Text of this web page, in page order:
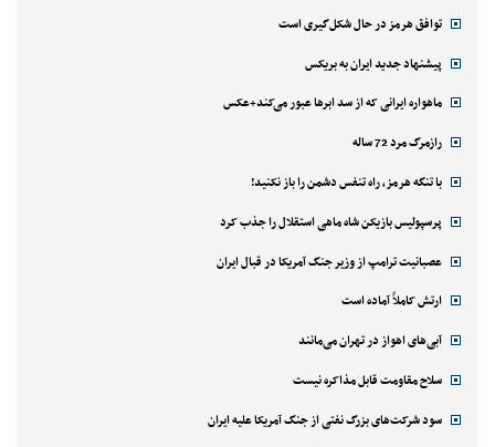
توافق هرمز در حال شکل‌گیری است
پیشنهاد جدید ایران به بریکس
ماهواره ایرانی که از سد ابرها عبور می‌کند+عکس
رازمرگ مرد 72 ساله
با تنگه هرمز، راه تنفس دشمن را باز نکنید!
پرسپولیس بازیکن شاه ماهی استقلال را جذب کرد
عصبانیت ترامپ از وزیر جنگ آمریکا در قبال ایران
ارتش کاملاً آماده است
آبی‌های اهواز در تهران می‌مانند
سلاح مقاومت قابل مذاکره نیست
سود شرکت‌های بزرگ نفتی از جنگ آمریکا علیه ایران